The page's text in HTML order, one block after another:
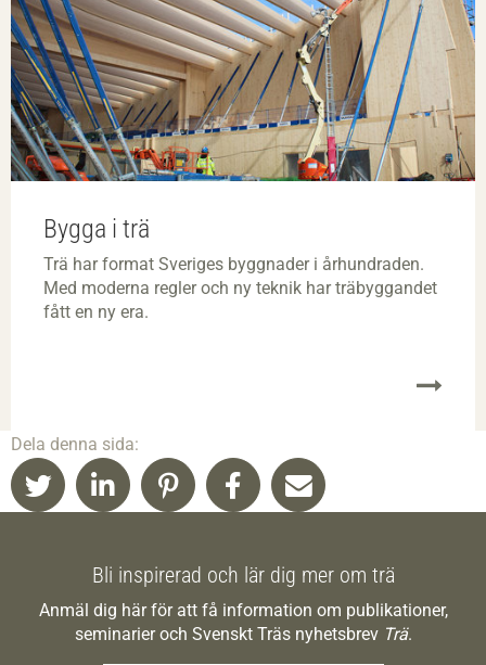
Bygga i trä
Trä har format Sveriges byggnader i århundraden.
Med moderna regler och ny teknik har träbyggandet
fått en ny era.
Dela denna sida:
Bli inspirerad och lär dig mer om trä
Anmäl dig här för att få information om publikationer,
seminarier och Svenskt Träs nyhetsbrev Trä.